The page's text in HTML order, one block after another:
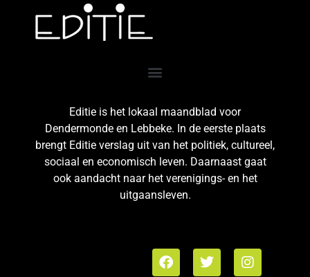
Editie is het lokaal maandblad voor
Dendermonde en Lebbeke. In de eerste plaats
brengt Editie verslag uit van het politiek, cultureel,
sociaal en economisch leven. Daarnaast gaat
ook aandacht naar het verenigings- en het
uitgaansleven.